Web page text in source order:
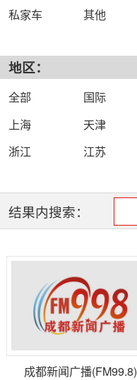
私家车
其他
外语
农村
戏曲
健康
生活
地区：
全部 国际
上海
天津
浙江
江苏
黑龙江
江西
辽宁
陕西
云南
内蒙古
结果内搜索：
成都新闻广播(FM99.8)